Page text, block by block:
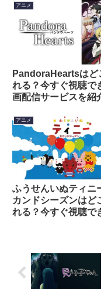
紹介！
アニメ
PandoraHeartsはど
れる？今すぐ視聴で
画配信サービスを紹
アニメ
ふうせんいぬティニ
カンドシーズンはど
れる？今すぐ視聴で